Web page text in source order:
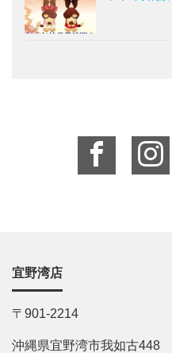
宜野湾店
〒901-2214
沖縄県宜野湾市我如古448